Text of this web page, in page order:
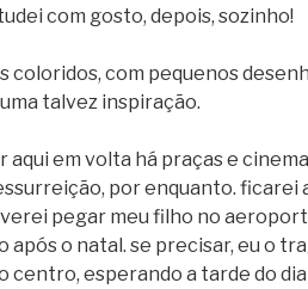
com gosto, depois, sozinho!
coloridos, com pequenos
talvez inspiração.
aqui em volta há praças e
por enquanto. ficarei
pegar meu filho no
após o natal. se precisar, eu o
centro, esperando a tarde do